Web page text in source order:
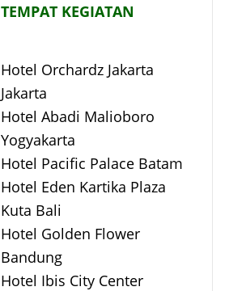
TEMPAT KEGIATAN
Hotel Orchardz Jakarta
Jakarta
Hotel Abadi Malioboro
Yogyakarta
Hotel Pacific Palace Batam
Hotel Eden Kartika Plaza
Kuta Bali
Hotel Golden Flower
Bandung
Hotel Ibis City Center